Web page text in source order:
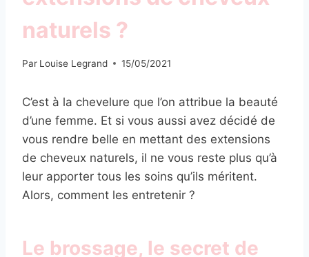
naturels ?
Par Louise Legrand 15/05/2021
C’est à la chevelure que l’on attribue la beauté
d’une femme. Et si vous aussi avez décidé de
vous rendre belle en mettant des extensions
de cheveux naturels, il ne vous reste plus qu’à
leur apporter tous les soins qu’ils méritent.
Alors, comment les entretenir ?
Le brossage, le secret de